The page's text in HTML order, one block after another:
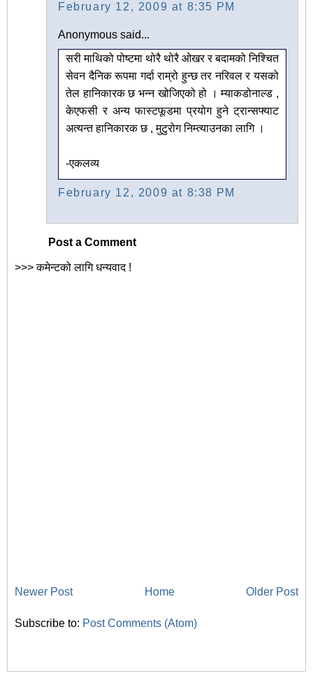
February 12, 2009 at 8:35 PM
Anonymous said...
सरी माथिको पोष्टमा थोरै थोरै ओखर र बदामको निश्चित
सेवन दैनिक रूपमा गर्दा राम्रो हुन्छ तर नरिवल र यसको
तेल हानिकारक छ भन्न खोजिएको हो । म्याकडोनाल्ड ,
केएफसी र अन्य फास्टफूडमा प्रयोग हुने ट्रान्सफ्याट
अत्यन्त हानिकारक छ , मुटुरोग निम्त्याउनका लागि ।
-एकलव्य
February 12, 2009 at 8:38 PM
Post a Comment
>>> कमेन्टको लागि धन्यवाद !
Newer Post Older Post
Home
Subscribe to: Post Comments (Atom)